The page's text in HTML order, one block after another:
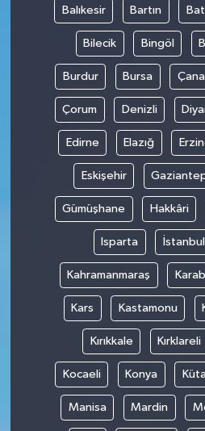
Balıkesir Bartın
Bilecik Bingöl
Burdur Bursa
Çorum Denizli
Edirne Elazığ
Eskişehir
Gümüşhane Hakkâri
Isparta İstanbul
Kahramanmaraş
Kars Kastamonu
Kırıkkale Kırklareli
Kocaeli Konya
Manisa Mardin